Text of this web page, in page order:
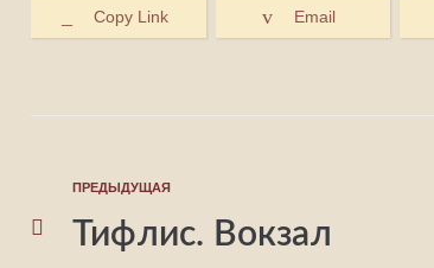
Copy Link Email
ПРЕДЫДУЩАЯ
Тифлис. Вокзал